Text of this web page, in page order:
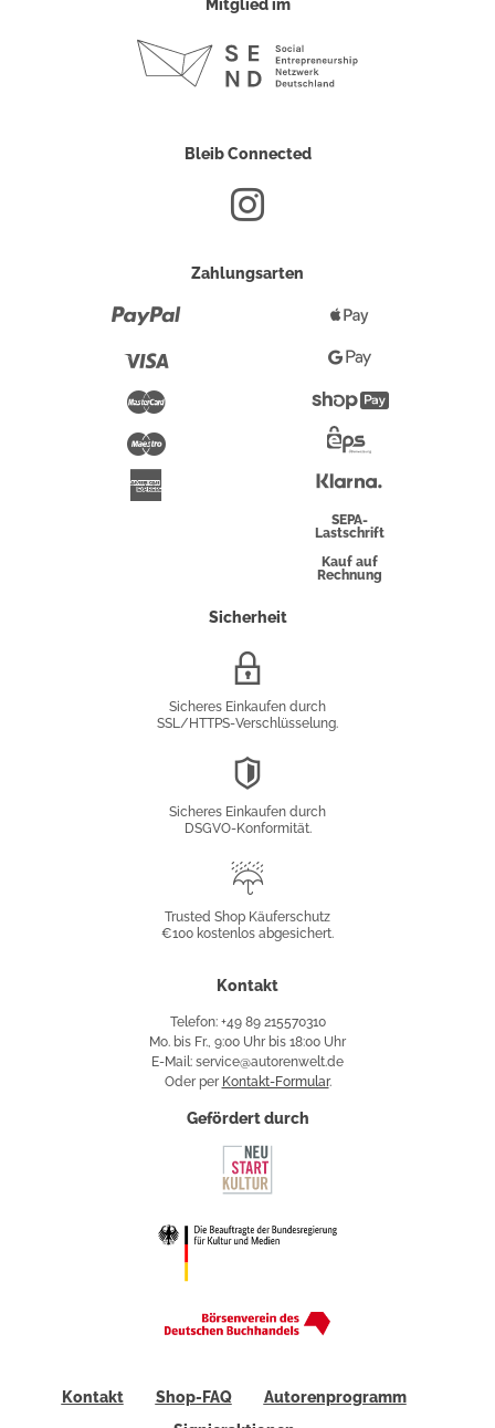
Mitglied im
Bleib Connected
Zahlungsarten
Maestro
Pay
Google
Pay
Überweisung
SEPA-
Lastschrift
Kauf auf
Rechnung
Sicherheit
Sicheres Einkaufen durch
SSL/HTTPS-Verschlüsselung.
Sicheres Einkaufen durch
DSGVO-Konformität.
Käuferschutz
Trusted Shop Käuferschutz
€100 kostenlos abgesichert.
Kontakt
Telefon: +49 89 215570310
Mo. bis Fr., 9:00 Uhr bis 18:00 Uhr
E-Mail: service@autorenwelt.de
Oder per Kontakt-Formular.
Gefördert durch
Kontakt Shop-FAQ
Autorenprogramm